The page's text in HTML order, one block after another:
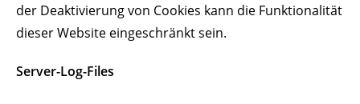
der Deaktivierung von Cookies kann die Funktionalität
dieser Website eingeschränkt sein.
Server-Log-Files